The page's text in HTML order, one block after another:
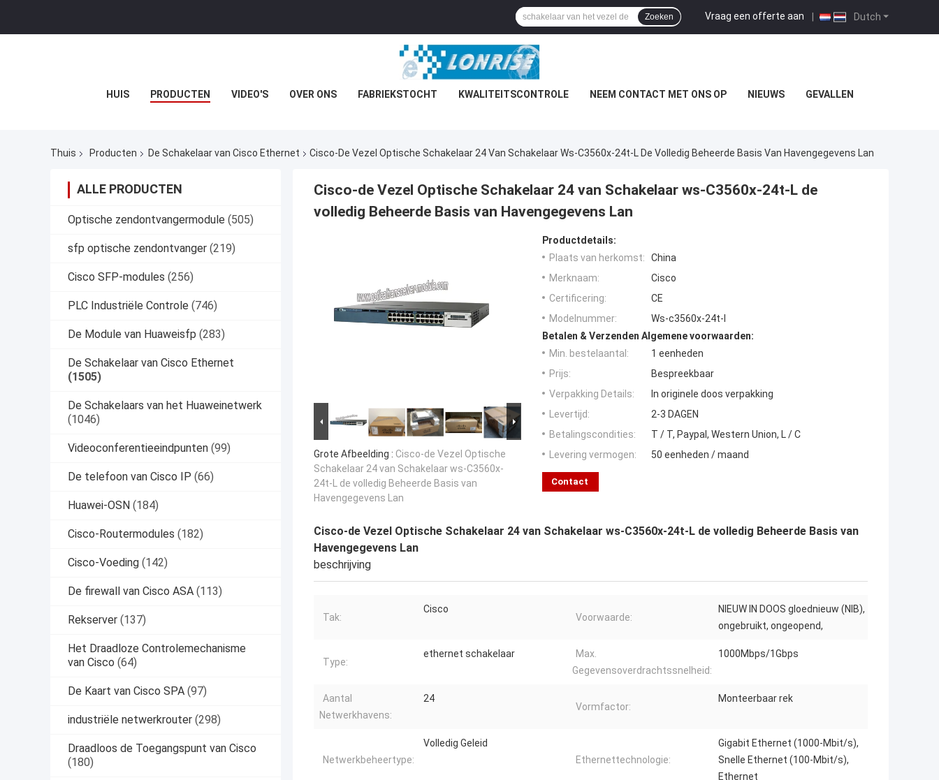
Dutch
Vraag een offerte aan |
Zoeken
HUIS PRODUCTEN VIDEO'S OVER ONS FABRIEKSTOCHT KWALITEITSCONTROLE NEEM CONTACT MET ONS OP NIEUWS GEVALLEN
Thuis Producten De Schakelaar van Cisco Ethernet Cisco-De Vezel Optische Schakelaar 24 Van Schakelaar Ws-C3560x-24t-L De Volledig Beheerde Basis Van Havengegevens Lan
ALLE PRODUCTEN
Optische zendontvangermodule (505)
sfp optische zendontvanger (219)
Cisco SFP-modules (256)
PLC Industriële Controle (746)
De Module van Huaweisfp (283)
De Schakelaar van Cisco Ethernet
(1505)
De Schakelaars van het Huaweinetwerk
(1046)
Videoconferentieeindpunten (99)
De telefoon van Cisco IP (66)
Huawei-OSN (184)
Cisco-Routermodules (182)
Cisco-Voeding (142)
De firewall van Cisco ASA (113)
Rekserver (137)
Het Draadloze Controlemechanisme
van Cisco (64)
De Kaart van Cisco SPA (97)
industriële netwerkrouter (298)
Draadloos de Toegangspunt van Cisco
(180)
Cisco-de Vezel Optische Schakelaar 24 van Schakelaar ws-C3560x-24t-L de
volledig Beheerde Basis van Havengegevens Lan
Grote Afbeelding : Cisco-de Vezel Optische
Schakelaar 24 van Schakelaar ws-C3560x-
24t-L de volledig Beheerde Basis van
Havengegevens Lan
Productdetails:
Plaats van herkomst:
China
Merknaam:
Cisco
Certificering:
CE
Modelnummer:
Ws-c3560x-24t-l
Betalen & Verzenden Algemene voorwaarden:
Min. bestelaantal:
1 eenheden
Prijs:
Bespreekbaar
Verpakking Details:
In originele doos verpakking
Levertijd:
2-3 DAGEN
Betalingscondities:
T / T, Paypal, Western Union, L / C
Levering vermogen:
50 eenheden / maand
Contact
Cisco-de Vezel Optische Schakelaar 24 van Schakelaar ws-C3560x-24t-L de volledig Beheerde Basis van
Havengegevens Lan
beschrijving
Tak:
Cisco
Voorwaarde:
NIEUW IN DOOS gloednieuw (NIB),
ongebruikt, ongeopend,
Type:
ethernet schakelaar
Max.
Gegevensoverdrachtssnelheid:
1000Mbps/1Gbps
Aantal
Netwerkhavens:
24
Vormfactor:
Monteerbaar rek
Netwerkbeheertype:
Volledig Geleid
Ethernettechnologie:
Gigabit Ethernet (1000-Mbit/s),
Snelle Ethernet (100-Mbit/s),
Ethernet